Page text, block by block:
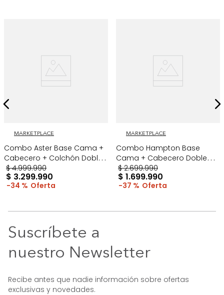
MARKETPLACE
Combo Aster Base Cama +
Cabecero + Colchón Doble
Taupe/Madera
$ 4.999.990
$ 3.299.990
34 %
MARKETPLACE
Combo Hampton Base
Cama + Cabecero Doble
Taupe/Cromo
$ 2.699.990
$ 1.699.990
37 %
Suscríbete a
nuestro Newsletter
Recibe antes que nadie información sobre ofertas
exclusivas y novedades.